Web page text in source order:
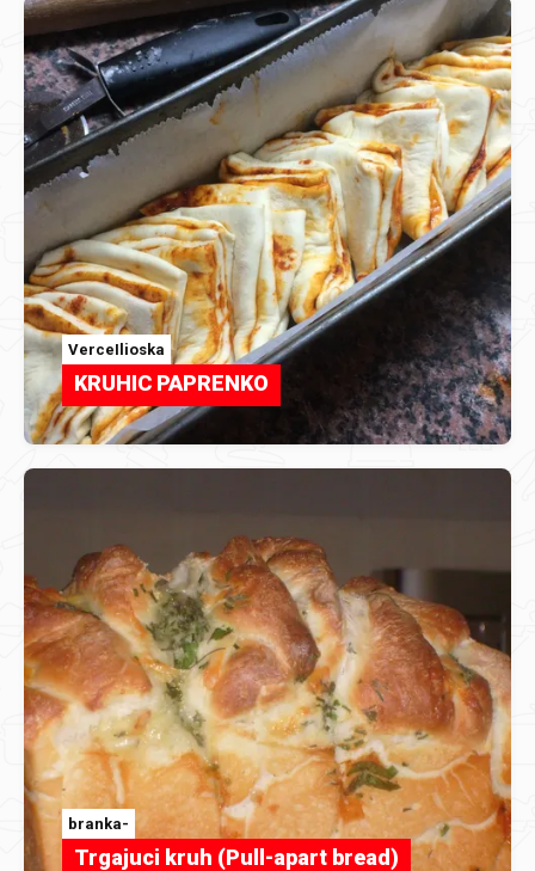
VerceIlioska
KRUHIC PAPRENKO
branka-
Trgajuci kruh (Pull-apart bread)